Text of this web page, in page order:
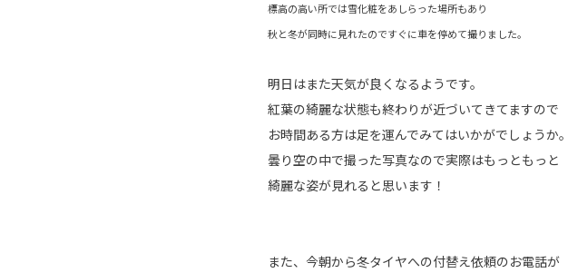
標高の高い所では雪化粧をあしらった場所もあり
秋と冬が同時に見れたのですぐに車を停めて撮りました。
明日はまた天気が良くなるようです。
紅葉の綺麗な状態も終わりが近づいてきてますので
お時間ある方は足を運んでみてはいかがでしょうか。
曇り空の中で撮った写真なので実際はもっともっと
綺麗な姿が見れると思います！
また、今朝から冬タイヤへの付替え依頼のお電話が